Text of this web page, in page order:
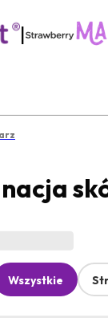
|
Wszystkie